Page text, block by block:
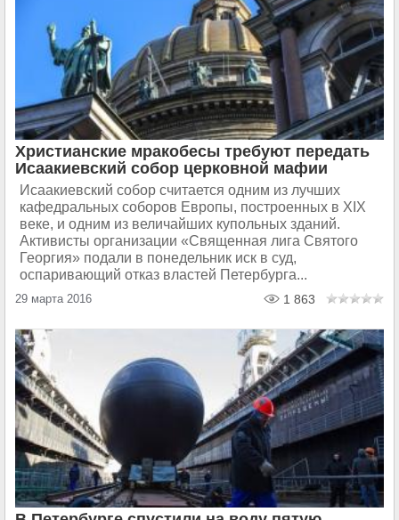
Христианские мракобесы требуют передать
Исаакиевский собор церковной мафии
Исаакиевский собор считается одним из лучших
кафедральных соборов Европы, построенных в XIX
веке, и одним из величайших купольных зданий.
Активисты организации «Священная лига Святого
Георгия» подали в понедельник иск в суд,
оспаривающий отказ властей Петербурга...
29 марта 2016 1 863